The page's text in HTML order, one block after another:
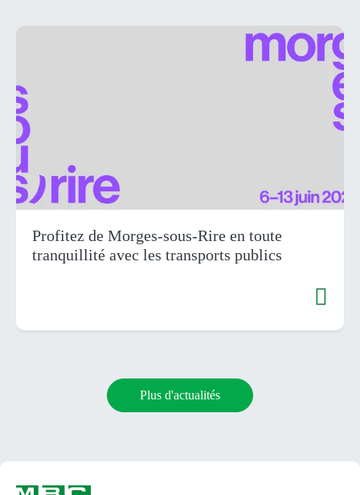
Profitez de Morges-sous-Rire en toute
tranquillité avec les transports publics
Plus d'actualités